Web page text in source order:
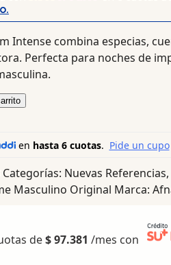
Intense combina especias,
Perfecta para noches de
Categorías: Nuevas Referencias,
Masculino Original Marca:
de$97.381 /mes con